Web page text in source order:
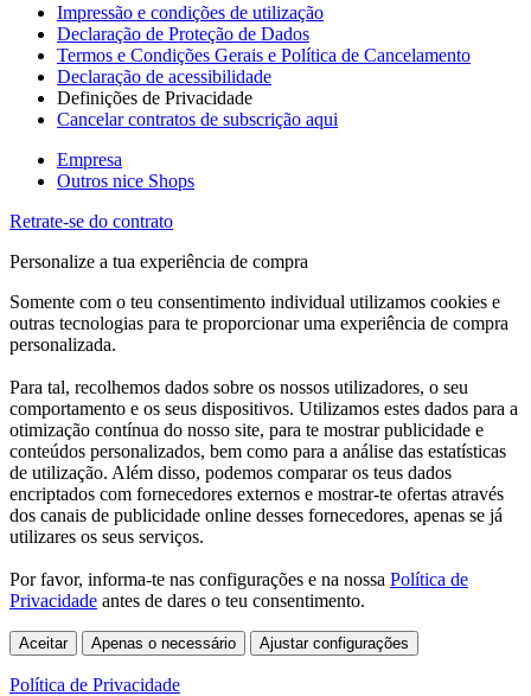
Impressão e condições de utilização
Declaração de Proteção de Dados
Termos e Condições Gerais e Política de Cancelamento
Declaração de acessibilidade
Definições de Privacidade
Cancelar contratos de subscrição aqui
Empresa
Outros nice Shops
Retrate-se do contrato
Personalize a tua experiência de compra
Somente com o teu consentimento individual utilizamos cookies e
outras tecnologias para te proporcionar uma experiência de compra
personalizada.
Para tal, recolhemos dados sobre os nossos utilizadores, o seu
comportamento e os seus dispositivos. Utilizamos estes dados para a
otimização contínua do nosso site, para te mostrar publicidade e
conteúdos personalizados, bem como para a análise das estatísticas
de utilização. Além disso, podemos comparar os teus dados
encriptados com fornecedores externos e mostrar-te ofertas através
dos canais de publicidade online desses fornecedores, apenas se já
utilizares os seus serviços.
Por favor, informa-te nas configurações e na nossa Política de
Privacidade antes de dares o teu consentimento.
Aceitar Apenas o necessário Ajustar configurações
Política de Privacidade